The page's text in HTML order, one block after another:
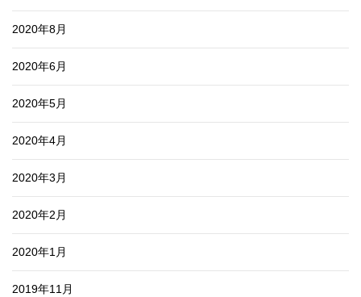
2020年8月
2020年6月
2020年5月
2020年4月
2020年3月
2020年2月
2020年1月
2019年11月